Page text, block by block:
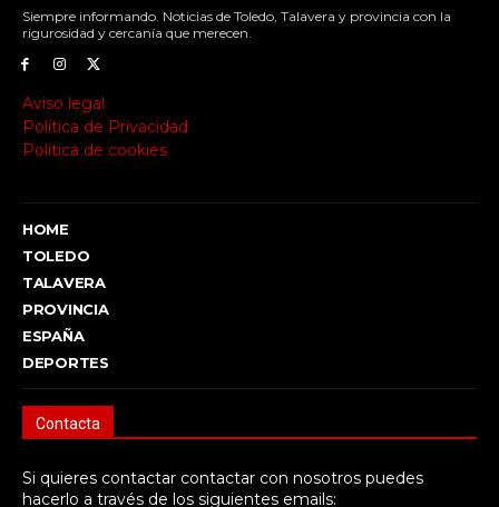
Siempre informando. Noticias de Toledo, Talavera y provincia con la
rigurosidad y cercanía que merecen.
Aviso legal
Política de Privacidad
Política de cookies
HOME
TOLEDO
TALAVERA
PROVINCIA
ESPAÑA
DEPORTES
Contacta
Si quieres contactar contactar con nosotros puedes
hacerlo a través de los siguientes emails: